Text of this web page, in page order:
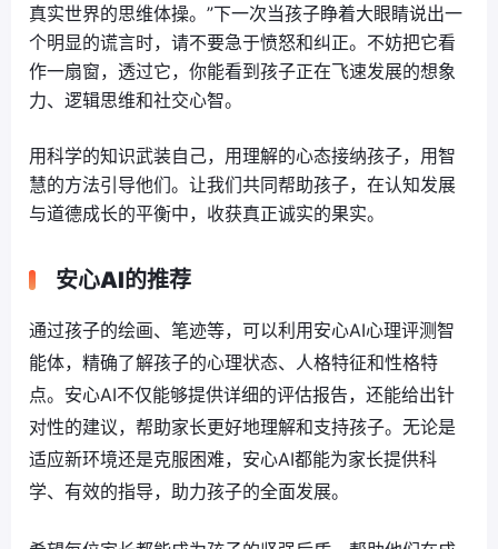
真实世界的思维体操。”下一次当孩子睁着大眼睛说出一
个明显的谎言时，请不要急于愤怒和纠正。不妨把它看
作一扇窗，透过它，你能看到孩子正在飞速发展的想象
力、逻辑思维和社交心智。
用科学的知识武装自己，用理解的心态接纳孩子，用智
慧的方法引导他们。让我们共同帮助孩子，在认知发展
与道德成长的平衡中，收获真正诚实的果实。
安心AI的推荐
通过孩子的绘画、笔迹等，可以利用安心AI心理评测智
能体，精确了解孩子的心理状态、人格特征和性格特
点。安心AI不仅能够提供详细的评估报告，还能给出针
对性的建议，帮助家长更好地理解和支持孩子。无论是
适应新环境还是克服困难，安心AI都能为家长提供科
学、有效的指导，助力孩子的全面发展。